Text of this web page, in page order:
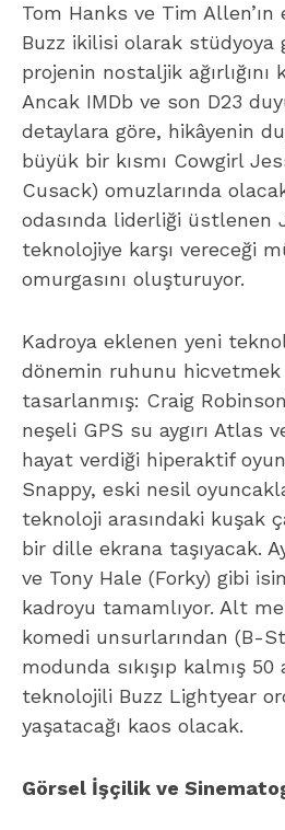
Tom Hanks ve Tim Allen’ın
Buzz ikilisi olarak stüdyoya
projenin nostaljik ağırlığını
Ancak IMDb ve son D23
detaylara göre, hikâyenin
büyük bir kısmı Cowgirl
Cusack) omuzlarında
odasında liderliği üstlenen
teknolojiye karşı vereceği
omurgasını oluşturuyor.
Kadroya eklenen yeni
dönemin ruhunu
tasarlanmış: Craig
neşeli GPS su aygırı Atlas
hayat verdiği hiperaktif
Snappy, eski nesil
teknoloji arasındaki kuşak
bir dille ekrana taşıyacak.
ve Tony Hale (Forky) gibi
kadroyu tamamlıyor. Alt
komedi unsurlarından (B-
modunda sıkışıp kalmış
teknolojili Buzz Lightyear
yaşatacağı kaos olacak.
Görsel İşçilik ve